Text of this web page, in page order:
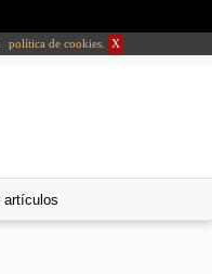
política de cookies X